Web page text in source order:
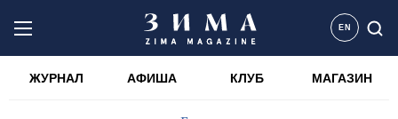
EN
ЖУРНАЛ АФИША КЛУБ МАГАЗИН